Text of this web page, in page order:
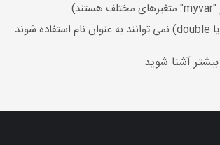
آشنا شوید